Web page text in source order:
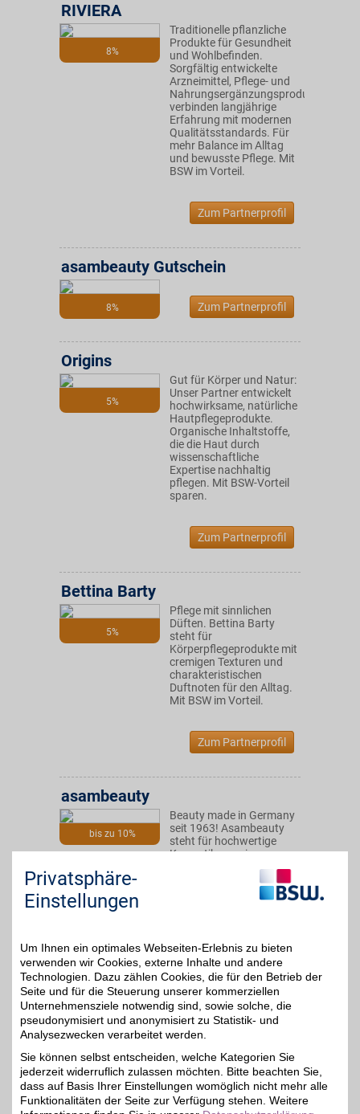
8%
RIVIERA
Traditionelle pflanzliche
Produkte für Gesundheit
und Wohlbefinden.
Sorgfältig entwickelte
Arzneimittel, Pflege- und
Nahrungsergänzungsprodukte
verbinden langjährige
Erfahrung mit modernen
Qualitätsstandards. Für
mehr Balance im Alltag
und bewusste Pflege. Mit
BSW im Vorteil.
Zum Partnerprofil
8%
asambeauty Gutschein
Zum Partnerprofil
5%
Origins
Gut für Körper und Natur:
Unser Partner entwickelt
hochwirksame, natürliche
Hautpflegeprodukte.
Organische Inhaltstoffe,
die die Haut durch
wissenschaftliche
Expertise nachhaltig
pflegen. Mit BSW-Vorteil
sparen.
Zum Partnerprofil
5%
Bettina Barty
Pflege mit sinnlichen
Düften. Bettina Barty
steht für
Körperpflegeprodukte mit
cremigen Texturen und
charakteristischen
Duftnoten für den Alltag.
Mit BSW im Vorteil.
Zum Partnerprofil
bis zu 10%
asambeauty
Beauty made in Germany
seit 1963! Asambeauty
steht für hochwertige
Kosmetik aus eigener
Forschung und vereint
modernste Hightech-
Zum Partnerprofil
5%
Clinique
bestätigte Hautkosmetik:
Aus den zahlreichen
wirksamen und
parfümfreien Artikeln
bestellen und den Look
Privatsphäre-
Einstellungen
Um Ihnen ein optimales Webseiten-Erlebnis zu bieten
verwenden wir Cookies, externe Inhalte und andere
Technologien. Dazu zählen Cookies, die für den Betrieb der
Seite und für die Steuerung unserer kommerziellen
Unternehmensziele notwendig sind, sowie solche, die
pseudonymisiert und anonymisiert zu Statistik- und
Analysezwecken verarbeitet werden.
Sie können selbst entscheiden, welche Kategorien Sie
jederzeit widerruflich zulassen möchten. Bitte beachten Sie,
dass auf Basis Ihrer Einstellungen womöglich nicht mehr alle
Funktionalitäten der Seite zur Verfügung stehen. Weitere